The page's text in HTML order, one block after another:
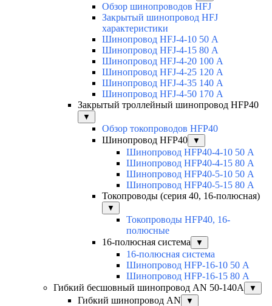
Обзор шинопроводов HFJ
Закрытый шинопровод HFJ
характеристики
Шинопровод HFJ-4-10 50 А
Шинопровод HFJ-4-15 80 А
Шинопровод HFJ-4-20 100 А
Шинопровод HFJ-4-25 120 А
Шинопровод HFJ-4-35 140 А
Шинопровод HFJ-4-50 170 А
Закрытый троллейный шинопровод HFP40
▼
Обзор токопроводов HFP40
Шинопровод HFP40
▼
Шинопровод HFP40-4-10 50 А
Шинопровод HFP40-4-15 80 А
Шинопровод HFP40-5-10 50 А
Шинопровод HFP40-5-15 80 А
Токопроводы (серия 40, 16-полюсная)
▼
Токопроводы HFP40, 16-
полюсные
16-полюсная система
▼
16-полюсная система
Шинопровод HFP-16-10 50 А
Шинопровод HFP-16-15 80 А
Гибкий бесшовный шинопровод AN 50-140А
▼
Гибкий шинопровод AN ▼